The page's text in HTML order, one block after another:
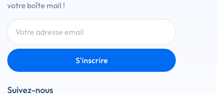
votre boîte mail !
S'inscrire
Suivez-nous